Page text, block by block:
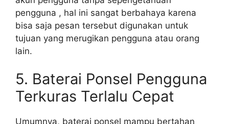
pengguna , hal ini sangat berbahaya karena
bisa saja pesan tersebut digunakan untuk
tujuan yang merugikan pengguna atau orang
lain.
5. Baterai Ponsel Pengguna
Terkuras Terlalu Cepat
Umumnya, baterai ponsel mampu bertahan